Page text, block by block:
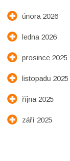
února 2026
ledna 2026
prosince 2025
listopadu 2025
října 2025
září 2025